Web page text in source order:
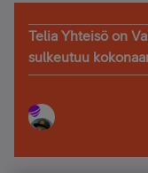
Telia Yhteisö on
sulkeutuu